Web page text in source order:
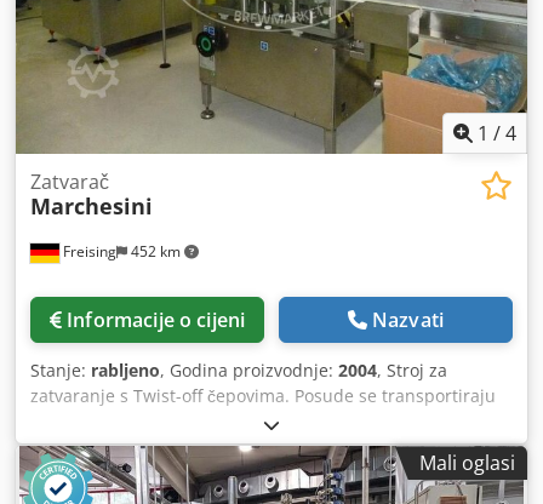
1 /4
Freising 452 km
Zatvarač
Marchesini
Informacije o cijeni Nazvati
Stanje: rabljeno, Godina proizvodnje: 2004, Stroj za
zatvaranje s Twist-off čepovima. Posude se transportiraju
ulaznom trakom do punilice. Mehanički vibracijski
transporter stavlja čep na svaku posudu. Zatvaranje se vrši
pomoću tlačnog sustava. Zatvorene posude izlaznom
trakom izlaze iz stroja. Sadrži spremnik za poklopce i
Mali oglasi